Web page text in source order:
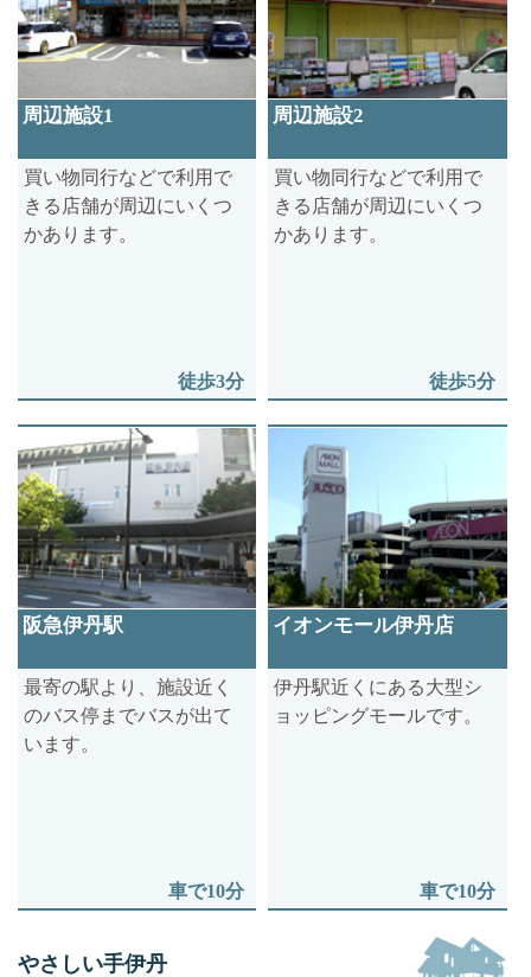
周辺施設1
買い物同行などで利用で
きる店舗が周辺にいくつ
かあります。
徒歩3分
周辺施設2
買い物同行などで利用で
きる店舗が周辺にいくつ
かあります。
徒歩5分
阪急伊丹駅
最寄の駅より、施設近く
のバス停までバスが出て
います。
車で10分
イオンモール伊丹店
伊丹駅近くにある大型シ
ョッピングモールです。
車で10分
やさしい手伊丹